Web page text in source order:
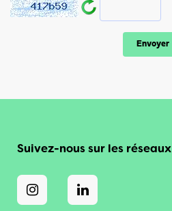
Suivez-nous sur les réseaux